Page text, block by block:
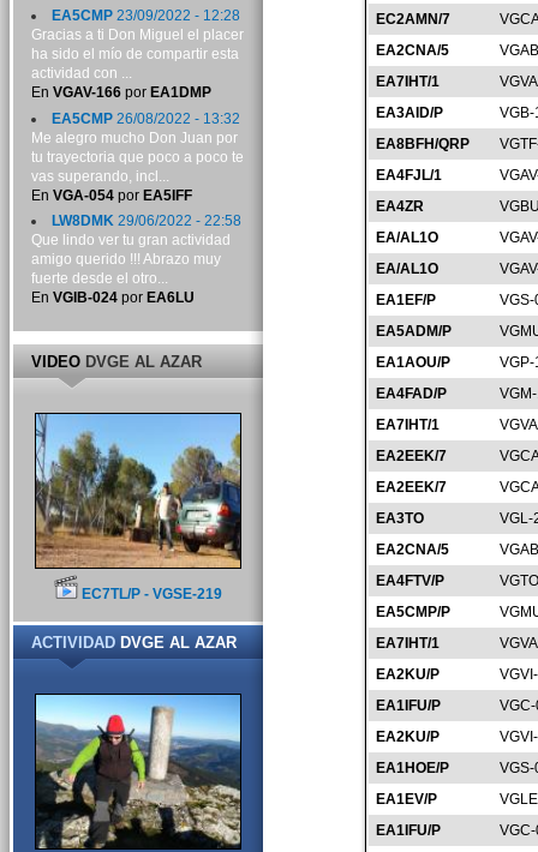
EC2AMN/7
EA2CNA/5
EA7IHT/1
EA3AID/P
EA8BFH/QRP
EA4FJL/1
EA4ZR
EA/AL1O
EA/AL1O
EA1EF/P
EA5ADM/P
EA1AOU/P
EA4FAD/P
EA7IHT/1
EA2EEK/7
EA2EEK/7
EA3TO
VGL-
EA2CNA/5
EA4FTV/P
EA5CMP/P
EA7IHT/1
EA2KU/P
EA1IFU/P
EA2KU/P
EA1HOE/P
EA1EV/P
EA1IFU/P
EA5CMP23/09/2022 - 12:28
Gracias a ti Don Miguel el placer
ha sido el mío de compartir esta
actividad con ...
En VGAV-166por EA1DMP
EA5CMP26/08/2022 - 13:32
Me alegro mucho Don Juan por
tu trayectoria que poco a poco te
vas superando, incl...
En VGA-054por EA5IFF
LW8DMK29/06/2022 - 22:58
Que lindo ver tu gran actividad
amigo querido !!! Abrazo muy
fuerte desde el otro...
En VGIB-024por EA6LU
VIDEODVGE AL AZAR
EC7TL/P - VGSE-219
ACTIVIDADDVGE AL AZAR